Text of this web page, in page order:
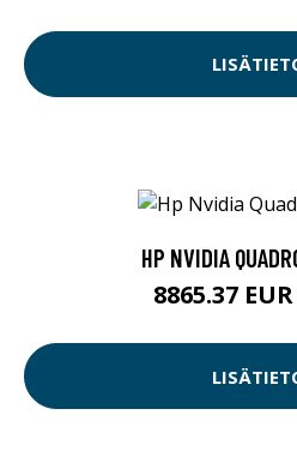
HP NVIDIA
8865.37 EUR